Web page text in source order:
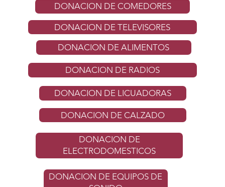
DONACION DE ALIMENTOS
DONACION DE LICUADORAS
DONACION DE TELEVISORES
DONACION DE RADIOS
DONACION DE COMEDORES
DONACION DE CALZADO
DONACION DE
ELECTRODOMESTICOS
DONACION DE EQUIPOS DE